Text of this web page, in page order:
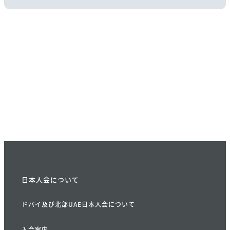
日本人会について
ドバイ及び北部UAE日本人会について